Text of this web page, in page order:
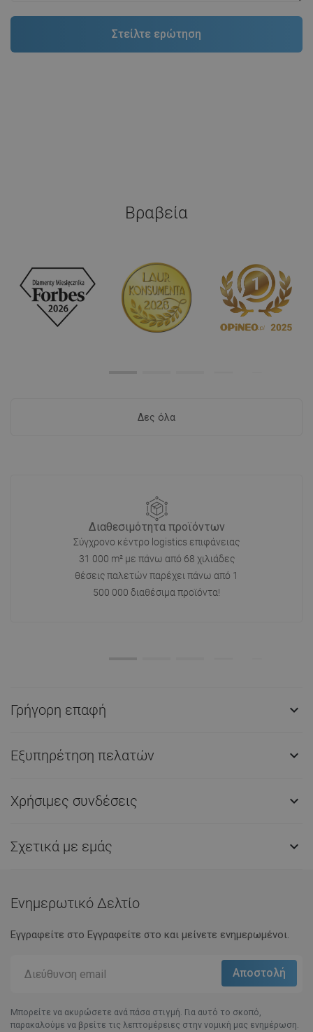
Βραβεία
Δες όλα
Διαθεσιμότητα προϊόντων
Σύγχρονο κέντρο logistics επιφάνειας
31 000 m² με πάνω από 68 χιλιάδες
θέσεις παλετών παρέχει πάνω από 1
500 000 διαθέσιμα προϊόντα!
Γρήγορη επαφή 
Εξυπηρέτηση πελατών 
Χρήσιμες συνδέσεις 
Σχετικά με εμάς 
Ενημερωτικό Δελτίο
Εγγραφείτε στο Eγγραφείτε στο και μείνετε ενημερωμένοι.
Μπορείτε να ακυρώσετε ανά πάσα στιγμή. Για αυτό το σκοπό,
παρακαλούμε να βρείτε τις λεπτομέρειες στην νομική μας ενημέρωση.